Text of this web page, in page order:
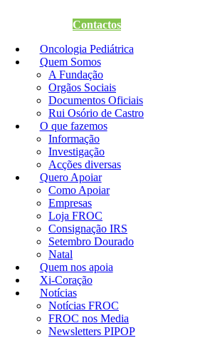
Contactos
Oncologia Pediátrica
Quem Somos
A Fundação
Orgãos Sociais
Documentos Oficiais
Rui Osório de Castro
O que fazemos
Informação
Investigação
Acções diversas
Quero Apoiar
Como Apoiar
Empresas
Loja FROC
Consignação IRS
Setembro Dourado
Natal
Quem nos apoia
Xi-Coração
Notícias
Notícias FROC
FROC nos Media
Newsletters PIPOP